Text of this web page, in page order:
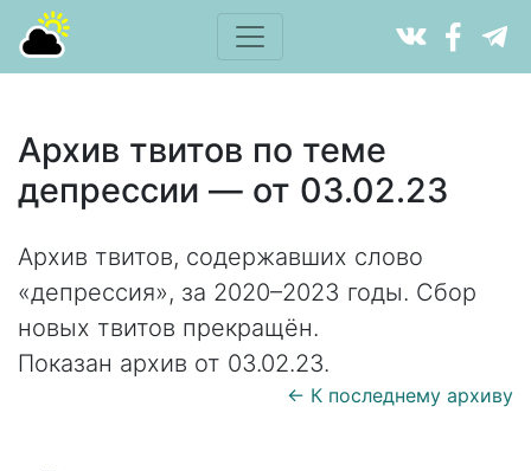
Архив твитов по теме
депрессии — от 03.02.23
Архив твитов, содержавших слово
«депрессия», за 2020–2023 годы. Сбор
новых твитов прекращён.
Показан архив от 03.02.23.
← К последнему архиву